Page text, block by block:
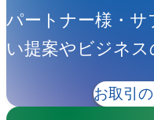
パートナー様・サ
い提案やビジネス
お取引